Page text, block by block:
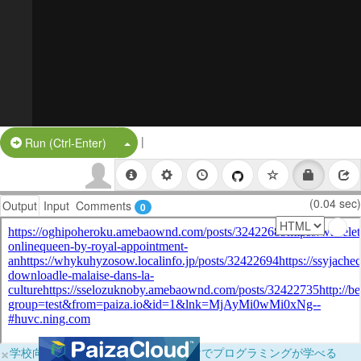
Run (Ctrl-Enter) Split Button!
|
Output Input Comments 0 (0.04 sec)
×学校向けに無料提供中！ブラウザだけでプログラミングが学べる